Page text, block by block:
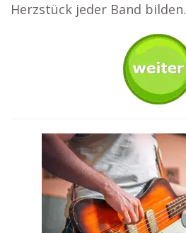
Herzstück jeder Band bilden.